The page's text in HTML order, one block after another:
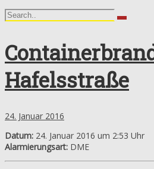
Hafelsstraße
24. Januar 2016
Datum: 24. Januar 2016 um 2:53 Uhr
Alarmierungsart: DME